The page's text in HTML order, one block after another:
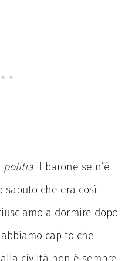
politia il barone se n’è
saputo che era così
a dormire dopo
capito che